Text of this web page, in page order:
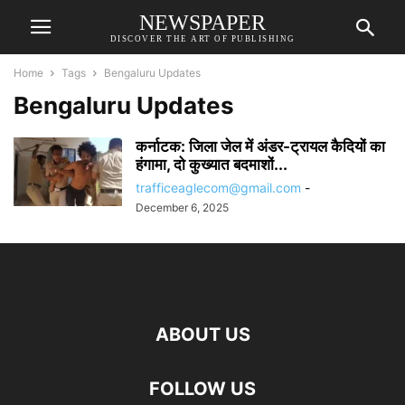
NEWSPAPER
DISCOVER THE ART OF PUBLISHING
Home Tags Bengaluru Updates
Bengaluru Updates
कर्नाटक: जिला जेल में अंडर-ट्रायल कैदियों का
हंगामा, दो कुख्यात बदमाशों...
trafficeaglecom@gmail.com -
December 6, 2025
ABOUT US
FOLLOW US